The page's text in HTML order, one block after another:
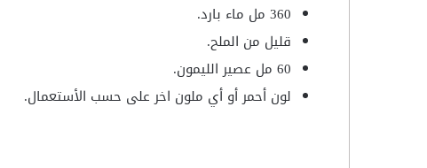
360 مل ماء بارد.
قليل من الملح.
60 مل عصير الليمون.
لون أحمر أو أي ملون اخر على حسب الأستعمال.